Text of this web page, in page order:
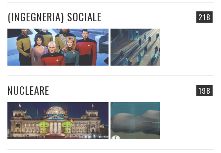
218
(INGEGNERIA) SOCIALE
198
NUCLEARE